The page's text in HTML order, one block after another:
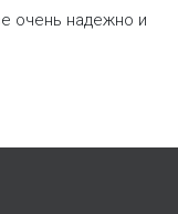
очень надежно и